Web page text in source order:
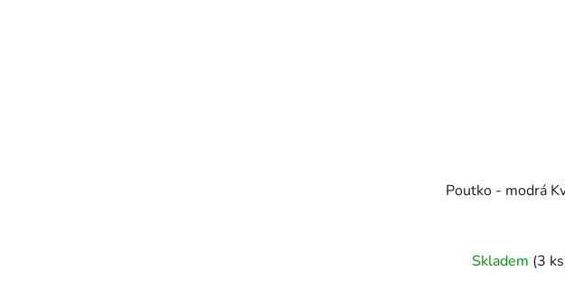
Poutko - modrá
Skladem (3